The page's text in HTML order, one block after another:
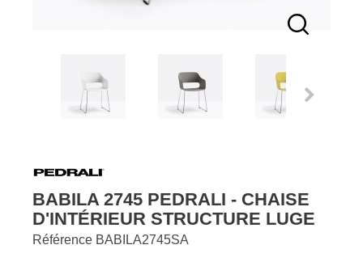
BABILA 2745 PEDRALI - CHAISE
D'INTÉRIEUR STRUCTURE LUGE
Référence BABILA2745SA